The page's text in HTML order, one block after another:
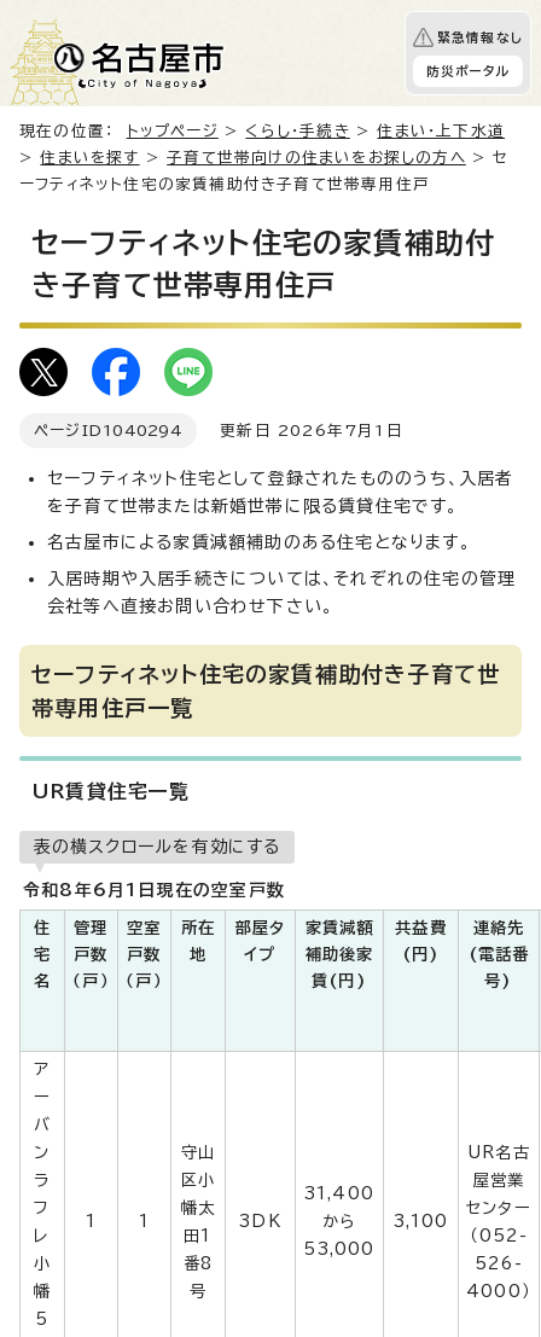
緊急情報なし
防災ポータル
現在の位置： トップページ > くらし・手続き >住まい・上下水道
>住まいを探す >子育て世帯向けの住まいをお探しの方へ > セ
ーフティネット住宅の家賃補助付き子育て世帯専用住戸
セーフティネット住宅の家賃補助付
き子育て世帯専用住戸
ページID 1040294 更新日 2026年7月1日
セーフティネット住宅として登録されたもののうち、入居者
を子育て世帯または新婚世帯に限る賃貸住宅です。
名古屋市による家賃減額補助のある住宅となります。
入居時期や入居手続きについては、それぞれの住宅の管理
会社等へ直接お問い合わせ下さい。
セーフティネット住宅の家賃補助付き子育て世
帯専用住戸一覧
UR賃貸住宅一覧
表の横スクロールを有効にする
令和8年6月1日現在の空室戸数
住
宅
名
管理
戸数
（戸）
空室
戸数
（戸）
所在
地
部屋タ
イプ
家賃減額
補助後家
賃(円)
共益費
(円)
連絡先
(電話番
号)
ア
ー
バ
ン
ラ
フ
レ
小
幡
5
1 1
守山
区小
幡太
田1
番8
号
3DK
31,400
から
53,000
3,100
UR名古
屋営業
センター
（052-
526-
4000）